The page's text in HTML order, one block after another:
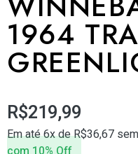
1964
R$219,99
Em até 6x deR$36,67